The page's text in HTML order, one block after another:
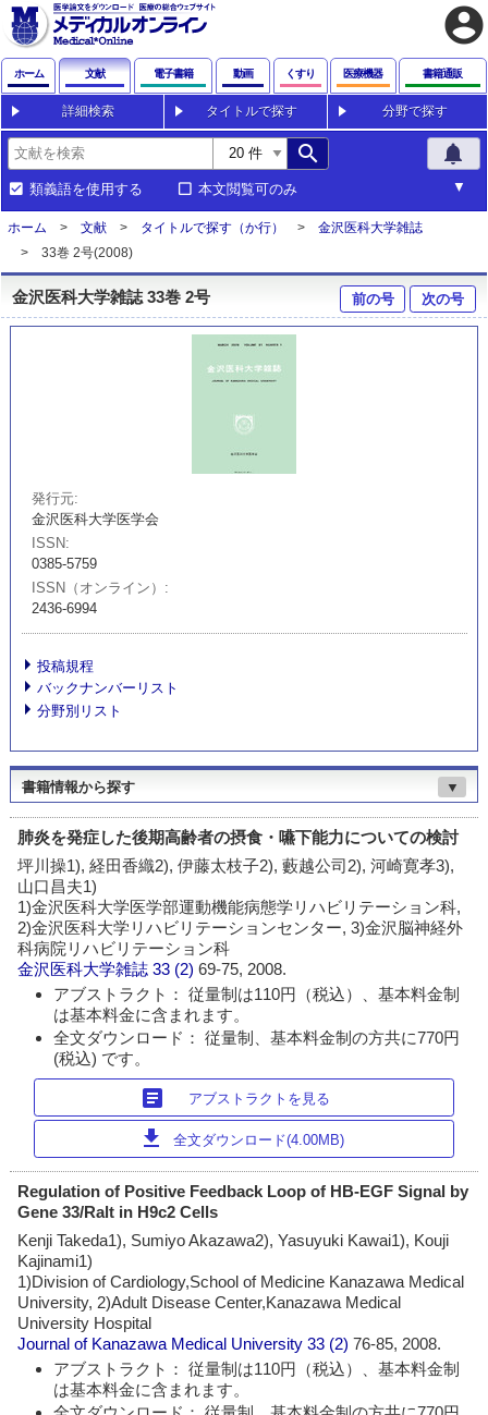
account_circle
ホーム 文献 電子書籍 動画 くすり 医療機器 書籍通販
詳細検索 タイトルで探す 分野で探す
search notifications
類義語を使用する 本文閲覧可のみ
ホーム 文献 タイトルで探す（か行）
金沢医科大学雑誌
33巻 2号(2008)
金沢医科大学雑誌 33巻 2号 前の号 次の号
発行元
金沢医科大学医学会
ISSN
0385-5759
ISSN（オンライン）
2436-6994
投稿規程
バックナンバーリスト
分野別リスト
書籍情報から探す ▼
肺炎を発症した後期高齢者の摂食・嚥下能力についての検討
坪川操1), 経田香織2), 伊藤太枝子2), 藪越公司2), 河崎寛孝3),
山口昌夫1)
1)金沢医科大学医学部運動機能病態学リハビリテーション科,
2)金沢医科大学リハビリテーションセンター, 3)金沢脳神経外
科病院リハビリテーション科
金沢医科大学雑誌 33 (2)69-75, 2008.
アブストラクト： 従量制は110円（税込）、基本料金制
は基本料金に含まれます。
全文ダウンロード： 従量制、基本料金制の方共に770円
(税込) です。
article アブストラクトを見る
download 全文ダウンロード(4.00MB)
Regulation of Positive Feedback Loop of HB-EGF Signal by
Gene 33/Ralt in H9c2 Cells
Kenji Takeda1), Sumiyo Akazawa2), Yasuyuki Kawai1), Kouji
Kajinami1)
1)Division of Cardiology,School of Medicine Kanazawa Medical
University, 2)Adult Disease Center,Kanazawa Medical
University Hospital
Journal of Kanazawa Medical University 33 (2)76-85, 2008.
アブストラクト： 従量制は110円（税込）、基本料金制
は基本料金に含まれます。